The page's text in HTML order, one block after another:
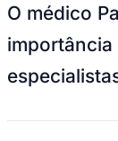
O médico